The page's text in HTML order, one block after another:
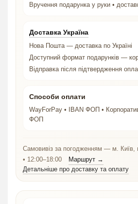
Вручення подарунка у руки •
Доставка Україна
Нова Пошта — доставка по Україні
Доступний формат подарунків —
Відправка після підтвердження
Способи оплати
WayForPay • IBAN ФОП •
ФОП
Самовивіз за погодженням — м. Київ,
• 12:00–18:00
Маршрут →
Детальніше про доставку та оплату